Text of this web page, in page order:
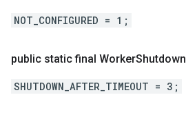
NOT_CONFIGURED = 1;
public static final WorkerShutdown
SHUTDOWN_AFTER_TIMEOUT = 3;